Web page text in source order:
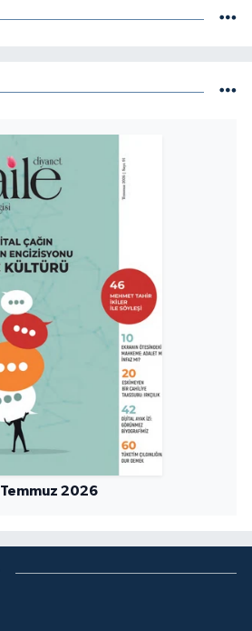
Temmuz 2026